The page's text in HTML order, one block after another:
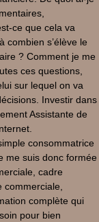
ce que cela va
combien s’élève le
? Comment je me
ces questions,
sur lequel on va
Investir dans
Assistante de
consommatrice
me suis donc formée
cadre
commerciale,
complète qui
pour bien